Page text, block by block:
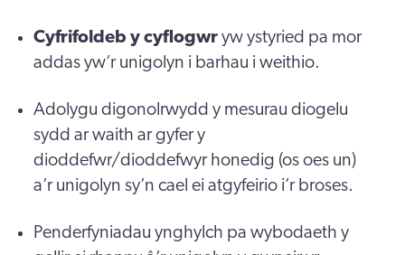
Cyfrifoldeb y cyflogwryw ystyried pa mor
addas yw’r unigolyn i barhau i weithio.
Adolygu digonolrwydd y mesurau diogelu
sydd ar waith ar gyfer y
dioddefwr/dioddefwyr honedig (os oes un)
a’r unigolyn sy’n cael ei atgyfeirio i’r broses.
Penderfyniadau ynghylch pa wybodaeth y